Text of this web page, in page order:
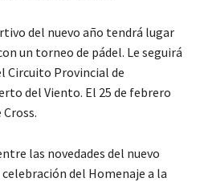
del nuevo año tendrá lugar
un torneo de pádel. Le seguirá
Circuito Provincial de
del Viento. El 25 de febrero
las novedades del nuevo
del Homenaje a la